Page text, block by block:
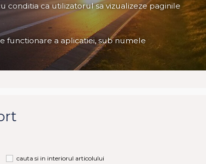
ca utilizatorul sa vizualizeze paginile
functionare a aplicatiei, sub numele
cauta si in interiorul articolului